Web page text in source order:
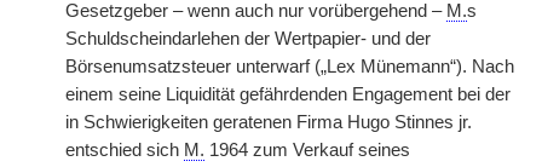
Gesetzgeber – wenn auch nur vorübergehend – M.s
Schuldscheindarlehen der Wertpapier- und der
Börsenumsatzsteuer unterwarf („Lex Münemann“). Nach
einem seine Liquidität gefährdenden Engagement bei der
in Schwierigkeiten geratenen Firma Hugo Stinnes jr.
entschied sich M. 1964 zum Verkauf seines